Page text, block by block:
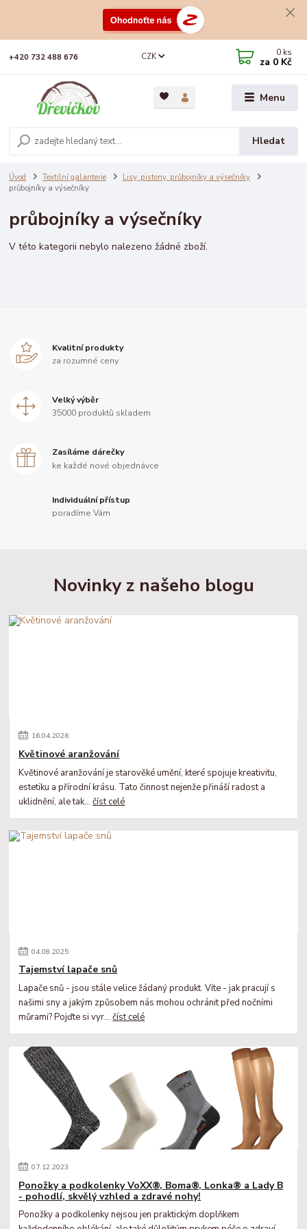
Menu
CZK
Hledat
+420 732 488 676 0 ks
za 0 Kč
Úvod Textilní galanterie
Lisy, pistony, průbojníky a výsečníky
průbojníky a výsečníky
průbojníky a výsečníky
V této kategorii nebylo nalezeno žádné zboží.
Kvalitní produkty
za rozumné ceny
Velký výběr
35000 produktů skladem
Zasíláme dárečky
ke každé nové objednávce
Individuální přístup
poradíme Vám
Novinky z našeho blogu
16.04.2026
Květinové aranžování
Květinové aranžování je starověké umění, které spojuje kreativitu,
estetiku a přírodní krásu. Tato činnost nejenže přináší radost a
uklidnění, ale tak...číst celé
04.08.2025
Tajemství lapače snů
Lapače snů - jsou stále velice žádaný produkt. Víte - jak pracují s
našimi sny a jakým způsobem nás mohou ochránit před nočními
můrami? Pojďte si vyr...číst celé
07.12.2023
Ponožky a podkolenky VoXX®, Boma®, Lonka® a Lady B
- pohodlí, skvělý vzhled a zdravé nohy!
Ponožky a podkolenky nejsou jen praktickým doplňkem